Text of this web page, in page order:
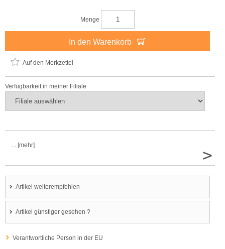
Menge
In den Warenkorb
Auf den Merkzettel
Verfügbarkeit in meiner Filiale
... [mehr]
>
Artikel weiterempfehlen
Artikel günstiger gesehen ?
Verantwortliche Person in der EU